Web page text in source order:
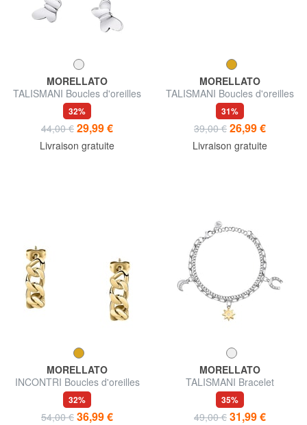
MORELLATO
TALISMANI Boucles d'oreilles
32%
44,00 € 29,99 €
Livraison gratuite
MORELLATO
TALISMANI Boucles d'oreilles
31%
39,00 € 26,99 €
Livraison gratuite
MORELLATO
INCONTRI Boucles d'oreilles
32%
54,00 € 36,99 €
MORELLATO
TALISMANI Bracelet
35%
49,00 € 31,99 €